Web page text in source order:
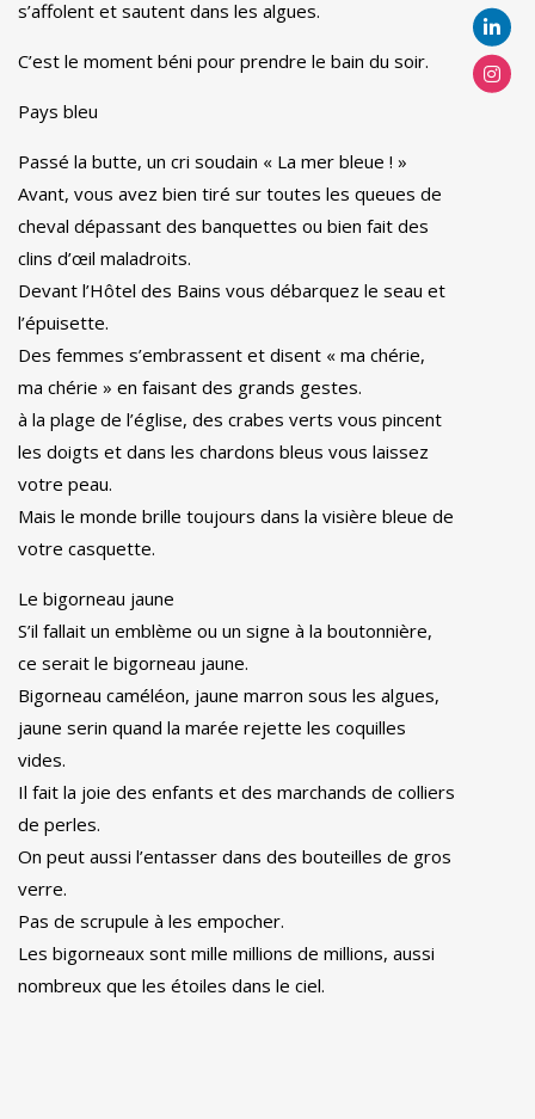
s’affolent et sautent dans les algues.
C’est le moment béni pour prendre le bain du soir.
Pays bleu
Passé la butte, un cri soudain « La mer bleue ! »
Avant, vous avez bien tiré sur toutes les queues de
cheval dépassant des banquettes ou bien fait des
clins d’œil maladroits.
Devant l’Hôtel des Bains vous débarquez le seau et
l’épuisette.
Des femmes s’embrassent et disent « ma chérie,
ma chérie » en faisant des grands gestes.
à la plage de l’église, des crabes verts vous pincent
les doigts et dans les chardons bleus vous laissez
votre peau.
Mais le monde brille toujours dans la visière bleue de
votre casquette.
Le bigorneau jaune
S’il fallait un emblème ou un signe à la boutonnière,
ce serait le bigorneau jaune.
Bigorneau caméléon, jaune marron sous les algues,
jaune serin quand la marée rejette les coquilles
vides.
Il fait la joie des enfants et des marchands de colliers
de perles.
On peut aussi l’entasser dans des bouteilles de gros
verre.
Pas de scrupule à les empocher.
Les bigorneaux sont mille millions de millions, aussi
nombreux que les étoiles dans le ciel.